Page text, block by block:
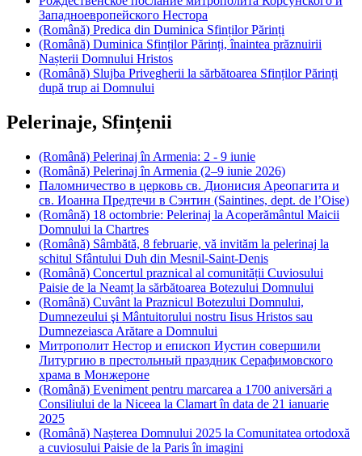
Западноевропейского Нестора
(Română) Predica din Duminica Sfinților Părinți
(Română) Duminica Sfinților Părinți, înaintea prăznuirii
Nașterii Domnului Hristos
(Română) Slujba Privegherii la sărbătoarea Sfinților Părinți
după trup ai Domnului
Pelerinaje, Sfințenii
(Română) Pelerinaj în Armenia: 2 - 9 iunie
(Română) Pelerinaj în Armenia (2–9 iunie 2026)
Паломничество в церковь св. Дионисия Ареопагита и
св. Иоанна Предтечи в Сэнтин (Saintines, dept. de l’Оise)
(Română) 18 octombrie: Pelerinaj la Acoperământul Maicii
Domnului la Chartres
(Română) Sâmbătă, 8 februarie, vă invităm la pelerinaj la
schitul Sfântului Duh din Mesnil-Saint-Denis
(Română) Concertul praznical al comunității Cuviosului
Paisie de la Neamț la sărbătoarea Botezului Domnului
(Română) Cuvânt la Praznicul Botezului Domnului,
Dumnezeului şi Mântuitorului nostru Iisus Hristos sau
Dumnezeiasca Arătare a Domnului
Митрополит Нестор и епископ Иустин совершили
Литургию в престольный праздник Серафимовского
храма в Монжероне
(Română) Eveniment pentru marcarea a 1700 aniversări a
Consiliului de la Niceea la Clamart în data de 21 ianuarie
2025
(Română) Nașterea Domnului 2025 la Comunitatea ortodoxă
a cuviosului Paisie de la Paris în imagini